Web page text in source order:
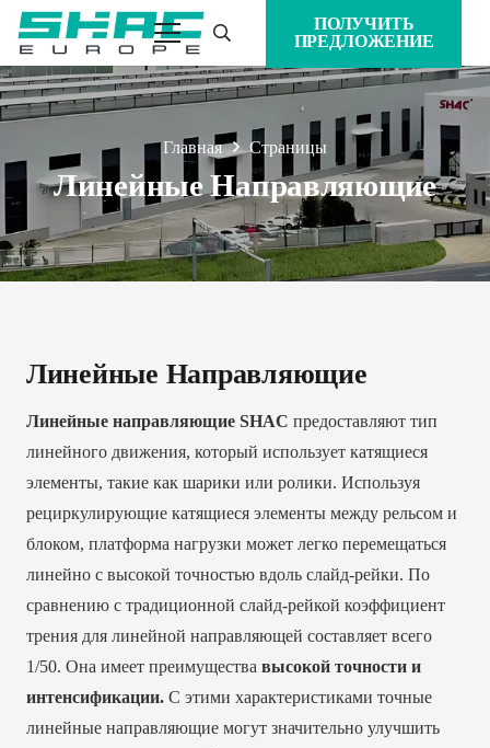
ПОЛУЧИТЬ
ПРЕДЛОЖЕНИЕ
Главная Страницы
Линейные Направляющие
Линейные Направляющие
Линейные направляющие SHAC предоставляют тип
линейного движения, который использует катящиеся
элементы, такие как шарики или ролики. Используя
рециркулирующие катящиеся элементы между рельсом и
блоком, платформа нагрузки может легко перемещаться
линейно с высокой точностью вдоль слайд-рейки. По
сравнению с традиционной слайд-рейкой коэффициент
трения для линейной направляющей составляет всего
1/50. Она имеет преимущества высокой точности и
интенсификации. С этими характеристиками точные
линейные направляющие могут значительно улучшить